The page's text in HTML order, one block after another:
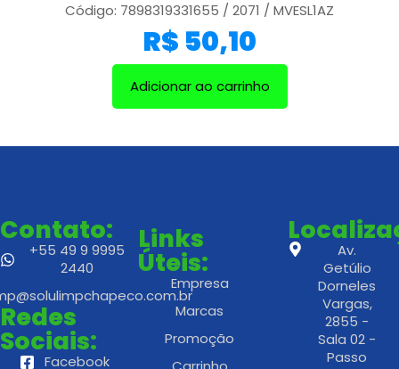
Código: 7898319331655 / 2071 / MVESL1AZ
R$ 50,10
Adicionar ao carrinho
Contato:
+55 49 9 9995
2440
Redes
Sociais:
Facebook
Links
Úteis:
Empresa
Marcas
Promoção
Av.
Getúlio
Dorneles
Vargas,
2855 -
Sala 02 -
Passo